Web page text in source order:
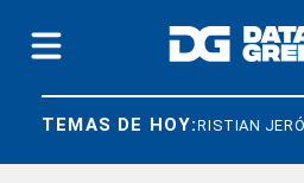
TEMAS DE HOY:
DIARCO CRISTIAN JERÓNIMO